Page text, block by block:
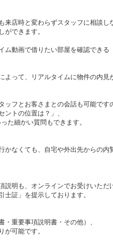
来店時と変わらずスタッフに相談し
ができます。
ム動画で借りたい部屋を確認できる
よって、リアルタイムに物件の内見
フとお客さまとの会話も可能です
ントの位置は？」、
た細かい質問もできます。
なくても、自宅や外出先からの内
明も、オンラインでお受けいただ
証」を提示しております。
重要事項説明書・その他）、
可能です。